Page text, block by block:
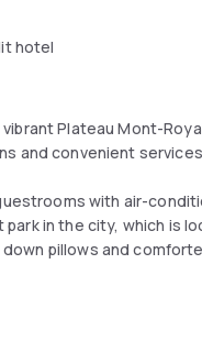
hotel
Plateau Mont-
and convenient
with air-
park in the city, which is
pillows and